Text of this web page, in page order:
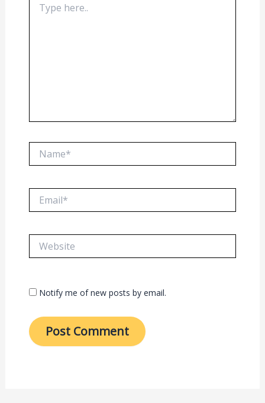
here..
Notify me of new posts by email.